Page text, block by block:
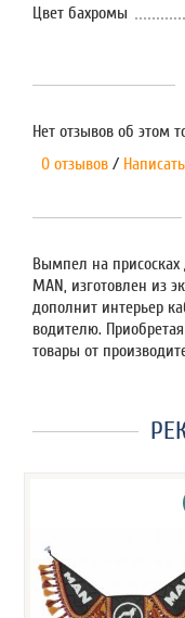
Цвет бахромы
Нет отзывов об этом
0 отзывов /
Вымпел на присосках
MAN, изготовлен из
дополнит интерьер
водителю.
товары от